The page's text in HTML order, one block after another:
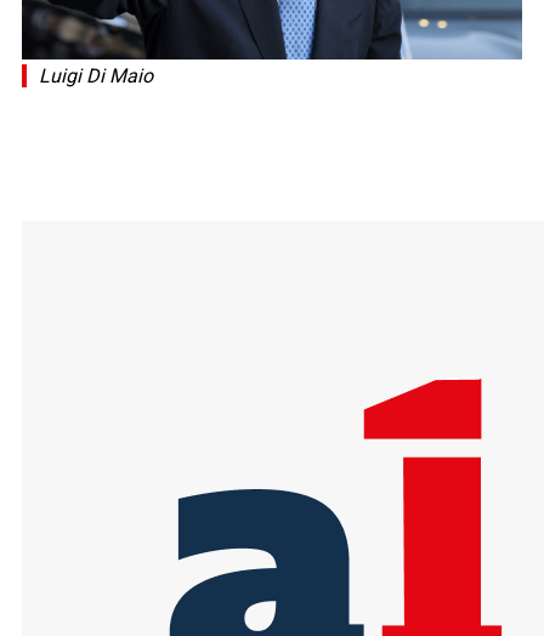
Luigi Di Maio